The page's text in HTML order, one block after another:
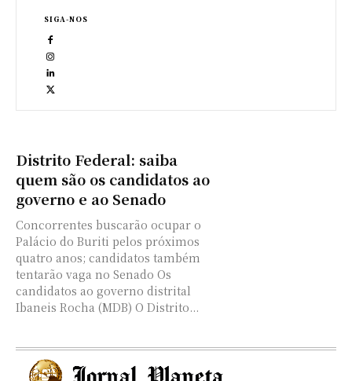
Distrito Federal: saiba
quem são os candidatos ao
governo e ao Senado
Concorrentes buscarão ocupar o
Palácio do Buriti pelos próximos
quatro anos; candidatos também
tentarão vaga no Senado Os
candidatos ao governo distrital
Ibaneis Rocha (MDB) O Distrito...
SIGA-NOS